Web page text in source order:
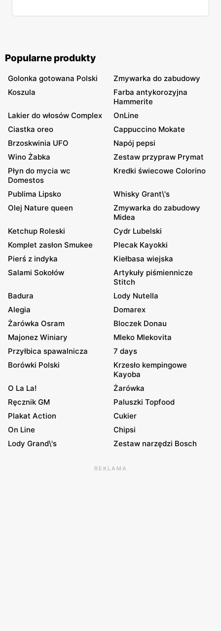
Popularne produkty
Golonka gotowana Polski
Zmywarka do zabudowy
Koszula
Farba antykorozyjna
Hammerite
Lakier do włosów Complex
OnLine
Ciastka oreo
Cappuccino Mokate
Brzoskwinia UFO
Napój pepsi
Wino Żabka
Zestaw przypraw Prymat
Płyn do mycia wc
Domestos
Kredki świecowe Colorino
Publima Lipsko
Whisky Grant\'s
Olej Nature queen
Zmywarka do zabudowy
Midea
Ketchup Roleski
Cydr Lubelski
Komplet zasłon Smukee
Plecak Kayokki
Pierś z indyka
Kiełbasa wiejska
Salami Sokołów
Artykuły piśmiennicze
Stitch
Badura
Lody Nutella
Alegia
Domarex
Żarówka Osram
Bloczek Donau
Majonez Winiary
Mleko Mlekovita
Przyłbica spawalnicza
7 days
Borówki Polski
Krzesło kempingowe
Kayoba
O La La!
Żarówka
Ręcznik GM
Paluszki Topfood
Plakat Action
Cukier
On Line
Chipsi
Lody Grand\'s
Zestaw narzędzi Bosch
REKLAMA